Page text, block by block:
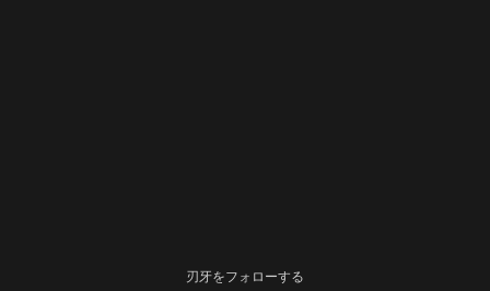
刃牙をフォローする